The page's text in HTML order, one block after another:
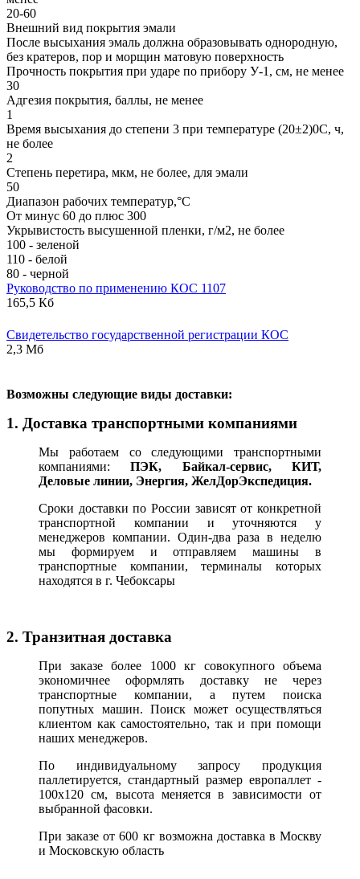
20-60
Внешний вид покрытия эмали
После высыхания эмаль должна образовывать однородную,
без кратеров, пор и морщин матовую поверхность
Прочность покрытия при ударе по прибору У-1, см, не менее
30
Адгезия покрытия, баллы, не менее
1
Время высыхания до степени 3 при температуре (20±2)0С, ч,
не более
2
Степень перетира, мкм, не более, для эмали
50
Диапазон рабочих температур,°С
От минус 60 до плюс 300
Укрывистость высушенной пленки, г/м2, не более
100 - зеленой
110 - белой
80 - черной
Руководство по применению КОС 1107
165,5 Кб
Свидетельство государственной регистрации КОС
2,3 Мб
Возможны следующие виды доставки:
1. Доставка транспортными компаниями
Мы работаем со следующими транспортными
компаниями:ПЭК, Байкал-сервис, КИТ,
Деловые линии, Энергия, ЖелДорЭкспедиция.
Сроки доставки по России зависят от конкретной
транспортной компании и уточняются у
менеджеров компании. Один-два раза в неделю
мы формируем и отправляем машины в
транспортные компании, терминалы которых
находятся в г. Чебоксары
2. Транзитная доставка
При заказе более 1000 кг совокупного объема
экономичнее оформлять доставку не через
транспортные компании, а путем поиска
попутных машин. Поиск может осуществляться
клиентом как самостоятельно, так и при помощи
наших менеджеров.
По индивидуальному запросу продукция
паллетируется, стандартный размер европаллет -
100х120 см, высота меняется в зависимости от
выбранной фасовки.
При заказе от 600 кг возможна доставка в Москву
и Московскую область